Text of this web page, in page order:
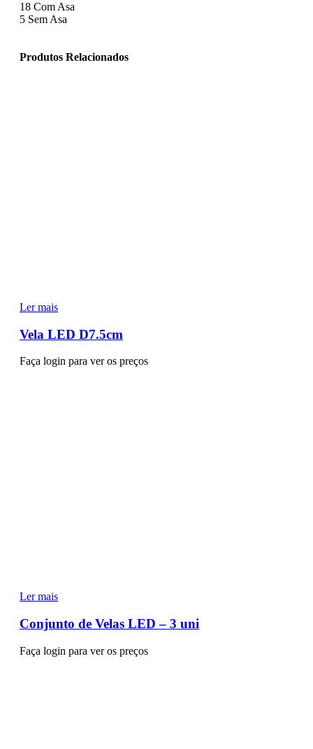
18 Com Asa
5 Sem Asa
Produtos Relacionados
Ler mais
Vela LED D7.5cm
Faça login para ver os preços
Ler mais
Conjunto de Velas LED – 3 uni
Faça login para ver os preços